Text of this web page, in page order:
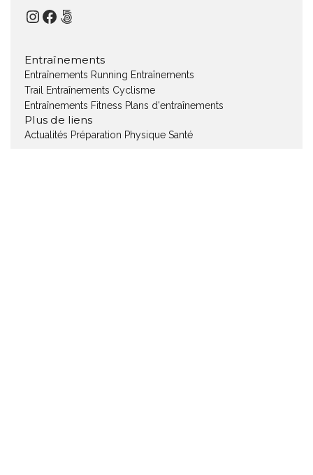
Instagram
Facebook
500px
Entraînements
Entraînements Running Entraînements
Trail
Entraînements Cyclisme
Entraînements Fitness Plans d'entraînements
Plus de liens
Actualités Préparation Physique Santé